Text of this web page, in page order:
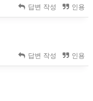
답변 작성 인용
답변 작성 인용